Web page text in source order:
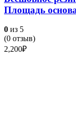
Площадь
0 из 5
(0 отзыв)
2,200₽